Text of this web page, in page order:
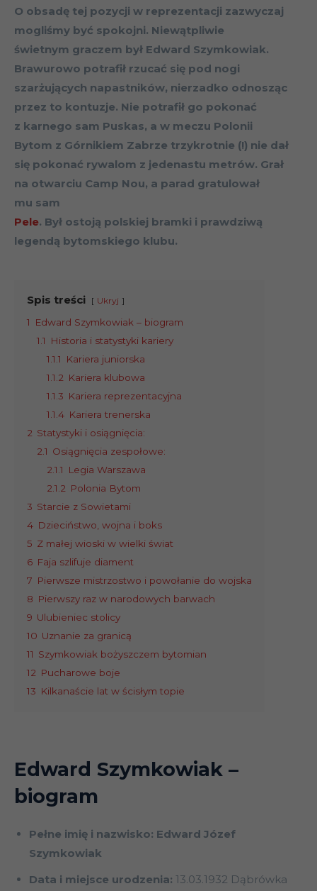
O obsadę tej pozycji w reprezentacji zazwyczaj
mogliśmy być spokojni. Niewątpliwie
świetnym graczem był Edward Szymkowiak.
Brawurowo potrafił rzucać się pod nogi
szarżujących napastników, nierzadko odnosząc
przez to kontuzje. Nie potrafił go pokonać
z karnego sam Puskas, a w meczu Polonii
Bytom z Górnikiem Zabrze trzykrotnie (!) nie dał
się pokonać rywalom z jedenastu metrów. Grał
na otwarciu Camp Nou, a parad gratulował
mu sam
Pele. Był ostoją polskiej bramki i prawdziwą
legendą bytomskiego klubu.
Spis treści Ukryj
1
Edward Szymkowiak – biogram
1.1
Historia i statystyki kariery
1.1.1
Kariera juniorska
1.1.2 Kariera klubowa
1.1.3 Kariera reprezentacyjna
1.1.4 Kariera trenerska
2 Statystyki i osiągnięcia:
2.1 Osiągnięcia zespołowe:
2.1.1
Legia Warszawa
2.1.2 Polonia Bytom
3 Starcie z Sowietami
4 Dzieciństwo, wojna i boks
5 Z małej wioski w wielki świat
6 Faja szlifuje diament
7 Pierwsze mistrzostwo i powołanie do wojska
8 Pierwszy raz w narodowych barwach
9 Ulubieniec stolicy
10 Uznanie za granicą
11 Szymkowiak bożyszczem bytomian
12 Pucharowe boje
13 Kilkanaście lat w ścisłym topie
Edward Szymkowiak –
biogram
Pełne imię i nazwisko: Edward Józef
Szymkowiak
Data i miejsce urodzenia: 13.03.1932 Dąbrówka